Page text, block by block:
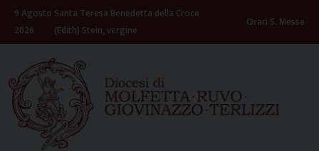
Skip
content
9 Agosto
2026
Santa Teresa Benedetta della Croce
(Edith) Stein, vergine
Orari S. Messe